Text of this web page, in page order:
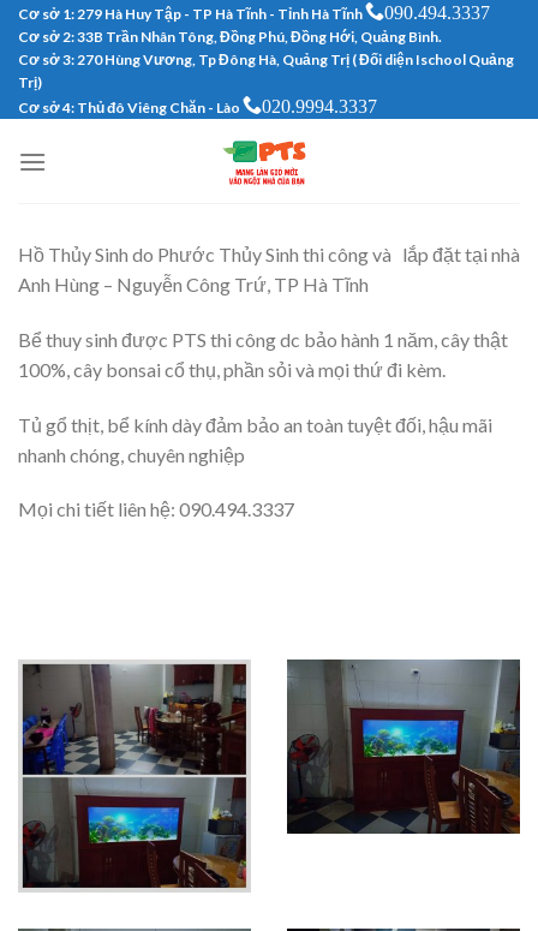
Skip
content
Cơ sở 1: 279 Hà Huy Tập - TP Hà Tĩnh - Tỉnh Hà Tĩnh 090.494.3337
Cơ sở 2: 33B Trần Nhân Tông, Đồng Phú, Đồng Hới, Quảng Bình.
Cơ sở 3: 270 Hùng Vương, Tp Đông Hà, Quảng Trị ( Đối diện Ischool Quảng
Trị)
Cơ sở 4: Thủ đô Viêng Chăn - Lào
020.9994.3337
Hồ Thủy Sinh do Phước Thủy Sinh thi công và lắp đặt tại nhà
Anh Hùng – Nguyễn Công Trứ, TP Hà Tĩnh
Bể thuy sinh được PTS thi công dc bảo hành 1 năm, cây thật
100%, cây bonsai cổ thụ, phần sỏi và mọi thứ đi kèm.
Tủ gổ thịt, bể kính dày đảm bảo an toàn tuyệt đối, hậu mãi
nhanh chóng, chuyên nghiệp
Mọi chi tiết liên hệ: 090.494.3337